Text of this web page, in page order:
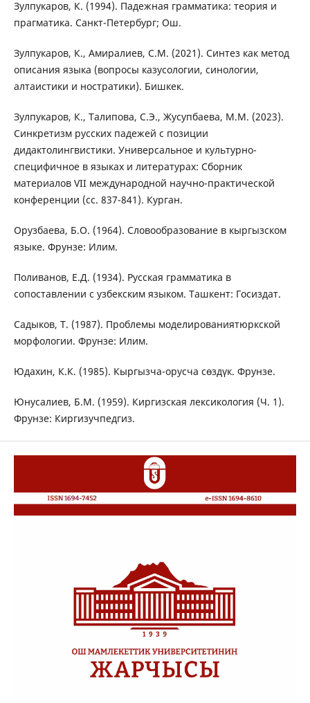
Зулпукаров, К. (1994). Падежная грамматика: теория и
прагматика. Санкт-Петербург; Ош.
Зулпукаров, К., Амиралиев, С.М. (2021). Синтез как метод
описания языка (вопросы казусологии, синологии,
алтаистики и ностратики). Бишкек.
Зулпукаров, К., Талипова, С.Э., Жусупбаева, М.М. (2023).
Синкретизм русских падежей с позиции
дидактолингвистики. Универсальное и культурно-
специфичное в языках и литературах: Сборник
материалов VII международной научно-практической
конференции (сс. 837-841). Курган.
Орузбаева, Б.О. (1964). Словообразование в кыргызском
языке. Фрунзе: Илим.
Поливанов, Е.Д. (1934). Русская грамматика в
сопоставлении с узбекским языком. Ташкент: Госиздат.
Садыков, Т. (1987). Проблемы моделированиятюркской
морфологии. Фрунзе: Илим.
Юдахин, К.К. (1985). Кыргызча-орусча сөздүк. Фрунзе.
Юнусалиев, Б.М. (1959). Киргизская лексикология (Ч. 1).
Фрунзе: Киргизучпедгиз.